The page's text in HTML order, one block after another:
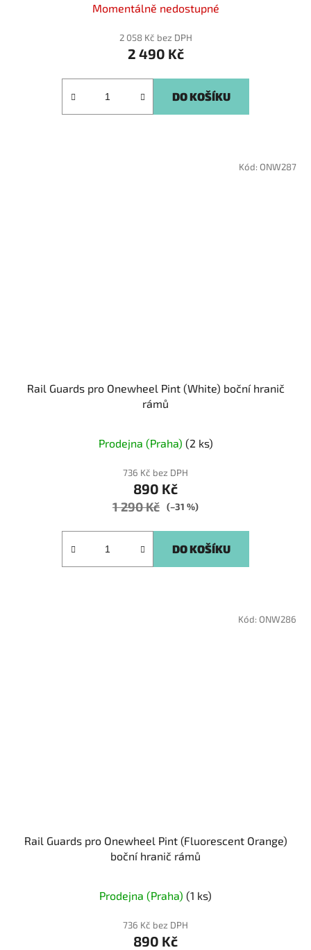
Momentálně nedostupné
2 058 Kč bez DPH
2 490 Kč
DO KOŠÍKU
Rail Guards pro Onewheel Pint (White) boční hranič
rámů
Prodejna (Praha) (2 ks)
736 Kč bez DPH
890 Kč
1 290 Kč (–31 %)
DO KOŠÍKU
Kód: ONW287
Rail Guards pro Onewheel Pint (Fluorescent Orange)
boční hranič rámů
Prodejna (Praha) (1 ks)
736 Kč bez DPH
890 Kč
Kód: ONW286